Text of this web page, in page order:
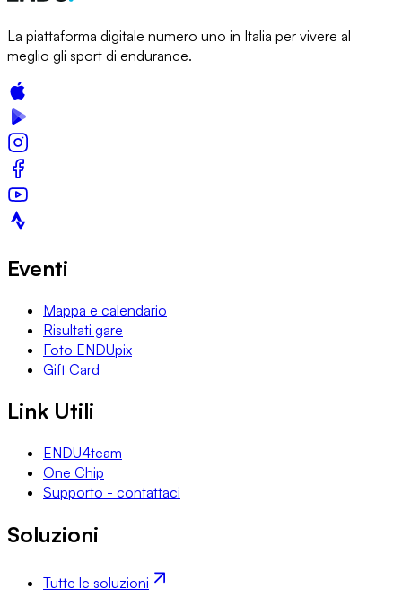
La piattaforma digitale numero uno in Italia per vivere al
meglio gli sport di endurance.
Eventi
Mappa e calendario
Risultati gare
Foto ENDUpix
Gift Card
Link Utili
ENDU4team
One Chip
Supporto - contattaci
Soluzioni
Tutte le soluzioni